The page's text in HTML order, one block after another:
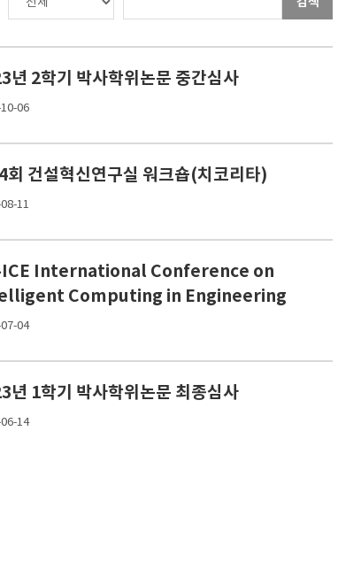
년 2학기 박사학위논문 중간심사
06
회 건설혁신연구실 워크숍(치코리타)
11
ICE International Conference on
Computing in Engineering
04
년 1학기 박사학위논문 최종심사
14